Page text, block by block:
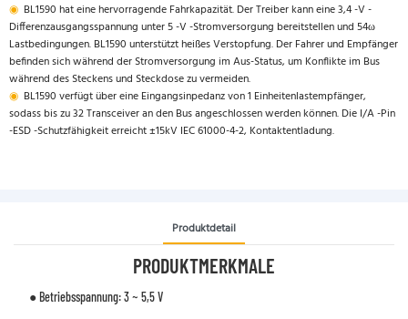
◉ BL1590 hat eine hervorragende Fahrkapazität. Der Treiber kann eine 3,4 -V -
Differenzausgangsspannung unter 5 -V -Stromversorgung bereitstellen und 54ω
Lastbedingungen. BL1590 unterstützt heißes Verstopfung. Der Fahrer und Empfänger
befinden sich während der Stromversorgung im Aus-Status, um Konflikte im Bus
während des Steckens und Steckdose zu vermeiden.
◉ BL1590 verfügt über eine Eingangsinpedanz von 1 Einheitenlastempfänger,
sodass bis zu 32 Transceiver an den Bus angeschlossen werden können. Die I/A -Pin
-ESD -Schutzfähigkeit erreicht ±15kV IEC 61000-4-2, Kontaktentladung.
Produktdetail
PRODUKTMERKMALE
● Betriebsspannung: 3 ~ 5,5 V